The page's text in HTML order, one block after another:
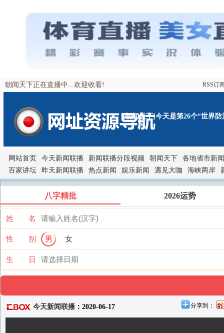
朝闻天下正在直播中...欢迎收看! RSS订
[朝闻天下]今天是第26个“世界
网站首页 今天新闻联播 新闻联播分段视频 朝闻天下
各地省市新
百家讲坛
昨天新闻联播 热点新闻 娱乐新闻 遇见大咖 海峡两岸
八字精批 2026运势
姓 名
性 别 男 女
生 日
今天新闻联播 ：2020-06-17 分享到：